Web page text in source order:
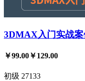
3DMAX入门实战案
￥99.00￥129.00
初级 27133